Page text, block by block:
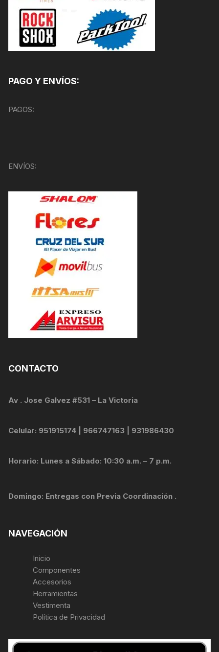
PAGO Y ENVÍOS:
PAGOS:
ENVÍOS:
CONTACTO
Av . Jose Galvez #531 – La Victoria
Celular: 951915174 | 966747163 | 931986430
Horario: Lunes a Sábado: 10:30 a.m. – 7 p.m.
Domingo: Entregas con Previa Coordinación .
NAVEGACIÓN
Inicio
Componentes
Accesorios
Herramientas
Vestimenta
Política de Privacidad